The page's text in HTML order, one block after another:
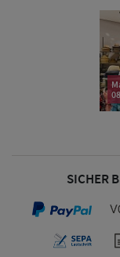
Snapback
(63-65 cm)
SICHER